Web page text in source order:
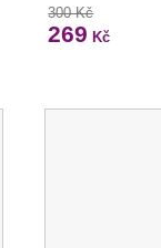
300 Kč
269 Kč